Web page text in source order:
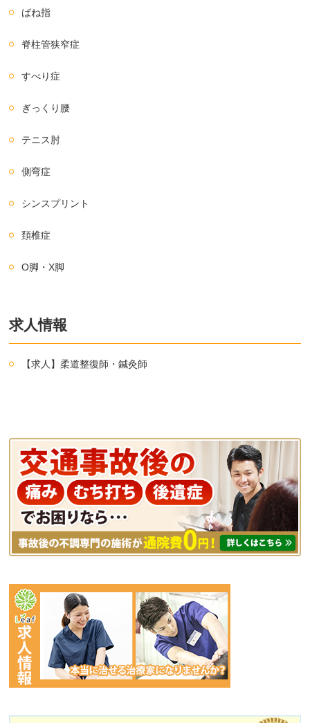
ばね指
脊柱管狭窄症
すべり症
ぎっくり腰
テニス肘
側弯症
シンスプリント
頚椎症
O脚・X脚
求人情報
【求人】柔道整復師・鍼灸師